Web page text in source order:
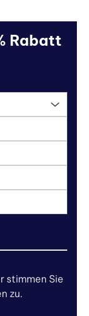
Rabatt
stimmen Sie
zu.